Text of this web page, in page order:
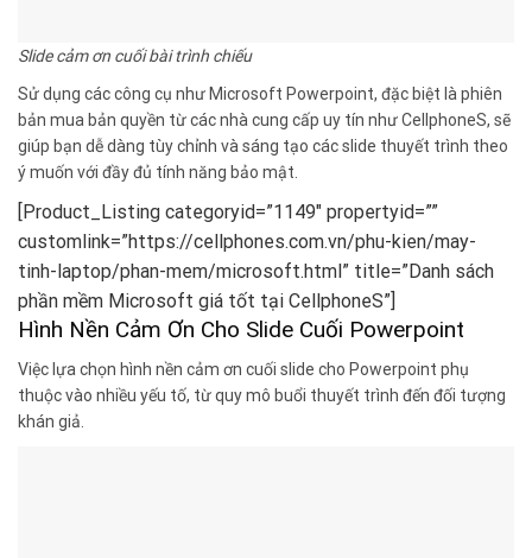
Slide cảm ơn cuối bài trình chiếu
Sử dụng các công cụ như Microsoft Powerpoint, đặc biệt là phiên
bản mua bản quyền từ các nhà cung cấp uy tín như CellphoneS, sẽ
giúp bạn dễ dàng tùy chỉnh và sáng tạo các slide thuyết trình theo
ý muốn với đầy đủ tính năng bảo mật.
[Product_Listing categoryid=”1149″ propertyid=””
customlink=”https://cellphones.com.vn/phu-kien/may-
tinh-laptop/phan-mem/microsoft.html” title=”Danh sách
phần mềm Microsoft giá tốt tại CellphoneS”]
Hình Nền Cảm Ơn Cho Slide Cuối Powerpoint
Việc lựa chọn hình nền cảm ơn cuối slide cho Powerpoint phụ
thuộc vào nhiều yếu tố, từ quy mô buổi thuyết trình đến đối tượng
khán giả.